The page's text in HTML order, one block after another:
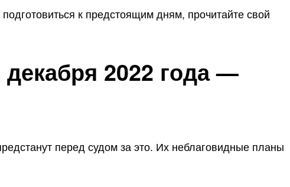
к предстоящим дням, прочитайте свой
2022 года —
перед судом за это. Их неблаговидные планы